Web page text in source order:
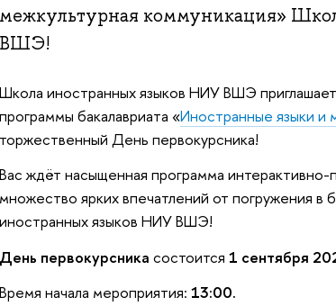
межкультурная коммуникация»
ВШЭ!
Школа иностранных языков НИУ ВШЭ
программы бакалавриата «Иностранные языки и
торжественный День первокурсника!
Вас ждёт насыщенная программа
множество ярких впечатлений от погружения
иностранных языков НИУ ВШЭ!
День первокурсника состоится 1 сентября
Время начала мероприятия: 13:00.